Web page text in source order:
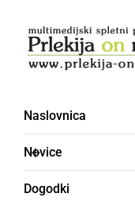
Naslovnica
Novice
Dogodki
Pokal
2017